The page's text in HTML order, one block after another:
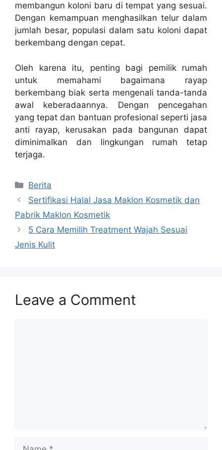
membangun koloni baru di tempat yang sesuai.
Dengan kemampuan menghasilkan telur dalam
jumlah besar, populasi dalam satu koloni dapat
berkembang dengan cepat.
Oleh karena itu, penting bagi pemilik rumah
untuk memahami bagaimana rayap
berkembang biak serta mengenali tanda-tanda
awal keberadaannya. Dengan pencegahan
yang tepat dan bantuan profesional seperti jasa
anti rayap, kerusakan pada bangunan dapat
diminimalkan dan lingkungan rumah tetap
terjaga.
Categories
Berita
Sertifikasi Halal Jasa Maklon Kosmetik dan
Pabrik Maklon Kosmetik
5 Cara Memilih Treatment Wajah Sesuai
Jenis Kulit
Leave a Comment